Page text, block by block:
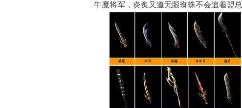
牛魔将军，炎炙又道无眼蜘蛛不会追着盟